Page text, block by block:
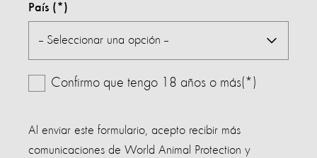
País
Confirmo que tengo 18 años o más(*)
Al enviar este formulario, acepto recibir más
comunicaciones de World Animal Protection y